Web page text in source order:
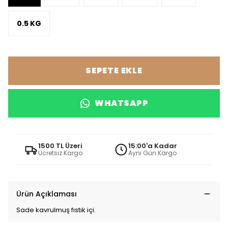
0.5 KG
SEPETE EKLE
WHATSAPP
1500 TL Üzeri
Ücretsiz Kargo
15:00'a Kadar
Aynı Gün Kargo
Ürün Açıklaması
Sade kavrulmuş fıstık içi.